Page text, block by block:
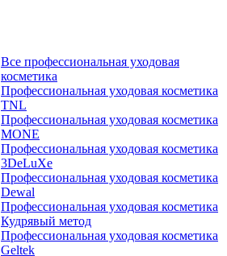
Все профессиональная уходовая
косметика
Профессиональная уходовая косметика
TNL
Профессиональная уходовая косметика
MONE
Профессиональная уходовая косметика
3DeLuXe
Профессиональная уходовая косметика
Dewal
Профессиональная уходовая косметика
Кудрявый метод
Профессиональная уходовая косметика
Geltek